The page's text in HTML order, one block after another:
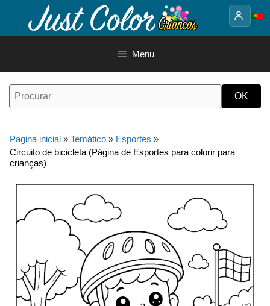
o
Menu
Pagina inicial » Temático » Esportes »
Circuito de bicicleta (Página de Esportes para colorir para
crianças)